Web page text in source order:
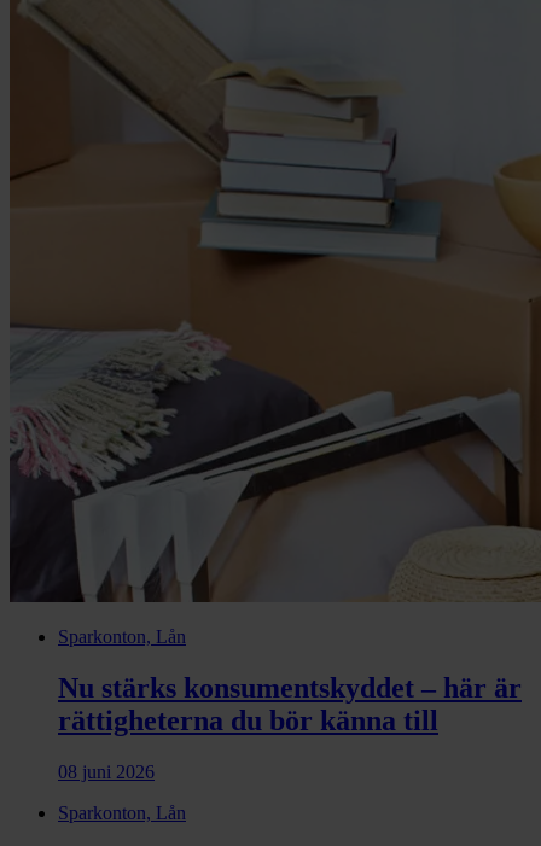
Sparkonton, Lån
Nu stärks konsumentskyddet – här är
rättigheterna du bör känna till
08 juni 2026
Sparkonton, Lån